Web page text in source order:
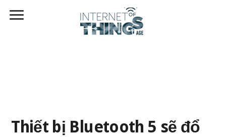
Thiết bị Bluetooth 5 sẽ đổ